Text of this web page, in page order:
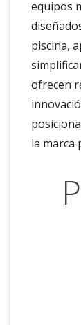
equipos
piscina,
ofrecen
la marca